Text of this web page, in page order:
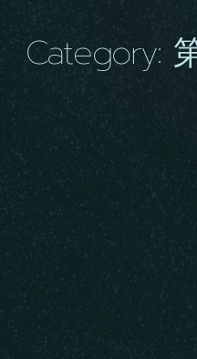
Category: